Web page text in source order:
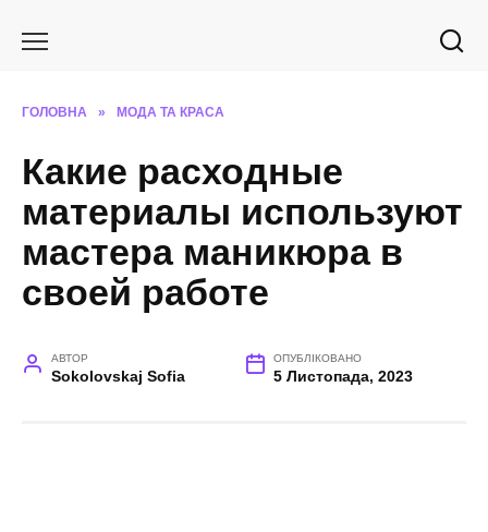
ГОЛОВНА » МОДА ТА КРАСА
Какие расходные
материалы используют
мастера маникюра в
своей работе
АВТОР
Sokolovskaj Sofia
ОПУБЛІКОВАНО
5 Листопада, 2023